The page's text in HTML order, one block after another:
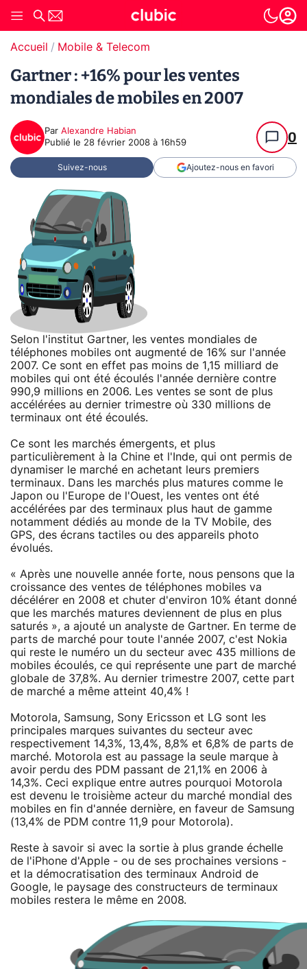
Accueil Mobile & Telecom
Gartner : +16% pour les ventes
mondiales de mobiles en 2007
Par Alexandre Habian
Publié le 28 février 2008 à 16h59 0
Suivez-nous Ajoutez-nous en favori
Selon l'institut Gartner, les ventes mondiales de
téléphones mobiles ont augmenté de 16% sur l'année
2007. Ce sont en effet pas moins de 1,15 milliard de
mobiles qui ont été écoulés l'année dernière contre
990,9 millions en 2006. Les ventes se sont de plus
accélérées au dernier trimestre où 330 millions de
terminaux ont été écoulés.
Ce sont les marchés émergents, et plus
particulièrement à la Chine et l'Inde, qui ont permis de
dynamiser le marché en achetant leurs premiers
terminaux. Dans les marchés plus matures comme le
Japon ou l'Europe de l'Ouest, les ventes ont été
accélérées par des terminaux plus haut de gamme
notamment dédiés au monde de la TV Mobile, des
GPS, des écrans tactiles ou des appareils photo
évolués.
« Après une nouvelle année forte, nous pensons que la
croissance des ventes de téléphones mobiles va
décélérer en 2008 et chuter d'environ 10% étant donné
que les marchés matures deviennent de plus en plus
saturés », a ajouté un analyste de Gartner. En terme de
parts de marché pour toute l'année 2007, c'est Nokia
qui reste le numéro un du secteur avec 435 millions de
mobiles écoulés, ce qui représente une part de marché
globale de 37,8%. Au dernier trimestre 2007, cette part
de marché a même atteint 40,4% !
Motorola, Samsung, Sony Ericsson et LG sont les
principales marques suivantes du secteur avec
respectivement 14,3%, 13,4%, 8,8% et 6,8% de parts de
marché. Motorola est au passage la seule marque à
avoir perdu des PDM passant de 21,1% en 2006 à
14,3%. Ceci explique entre autres pourquoi Motorola
est devenu le troisième acteur du marché mondial des
mobiles en fin d'année dernière, en faveur de Samsung
(13,4% de PDM contre 11,9 pour Motorola).
Reste à savoir si avec la sortie à plus grande échelle
de l'iPhone d'Apple - ou de ses prochaines versions -
et la démocratisation des terminaux Android de
Google, le paysage des constructeurs de terminaux
mobiles restera le même en 2008.